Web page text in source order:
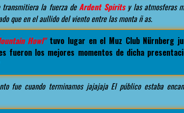
transmitiera la fuerza deArdent Spiritsy las atmosferas
que en el aullido del viento entre las monta ñ as.
Howl"tuvo lugar en el Muz Club Nürnberg
fueron los mejores momentos de dicha
fue cuando terminamos jajajaja El público estaba